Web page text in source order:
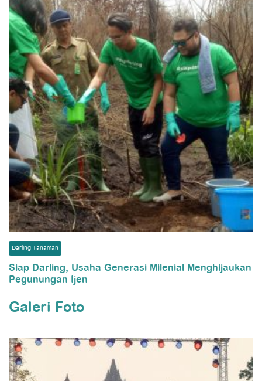
Darling Tanaman
Siap Darling, Usaha Generasi Milenial Menghijaukan
Pegunungan Ijen
Galeri Foto